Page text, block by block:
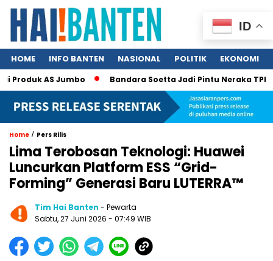
HOME INFO BANTEN NASIONAL POLITIK EKONOMI
AS Jumbo Bandara Soetta Jadi Pintu Neraka TPPO, 340
Home / Pers Rilis
Lima Terobosan Teknologi: Huawei
Luncurkan Platform ESS “Grid-
Forming” Generasi Baru LUTERRA™
Tim Hai Banten - Pewarta
Sabtu, 27 Juni 2026 - 07:49 WIB
ID